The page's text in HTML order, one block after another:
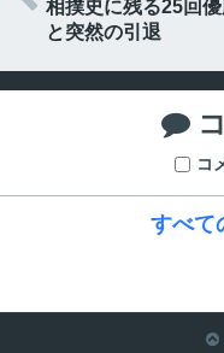
相撲史に残る25回
と突然の引退

コ
すべて
